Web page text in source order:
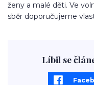
ženy a malé děti. Ve
sběr doporučujeme
Líbil se